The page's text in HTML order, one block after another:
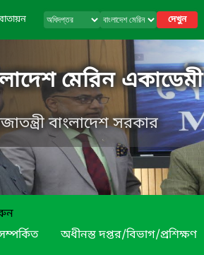
দেখুন
মেরিন একাডেমী
বাংলাদেশ সরকার
অধীনস্ত দপ্তর/বিভাগ/প্রশিক্ষণ